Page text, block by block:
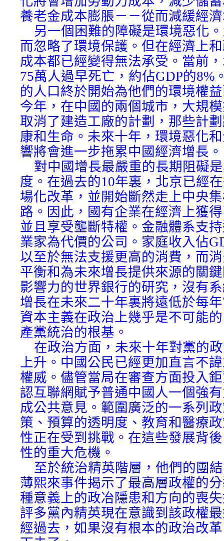
養老金成本膨脹－－從而減緩經
另一個困難的障礙是環境惡化
而忽略了環境保護。但在經濟上
成本都已經變得無法承受。當前
75萬人過早死亡，約佔GDP的8%
的人口終於開始為他們的環境權
今年，在中國的兩個城市，大規
取消了建造工廠的計劃，那些計
康和生命。未來十年，環境惡化
響將會進一步拖累中國經濟增長。
對中國增長最嚴重的長期阻礙
度。在過去的10年裏，北京已經
場化改革，並開始斷然走上中央
路。因此，國有企業在經濟上獲
並且享受壟斷特權。金融體系支
業家為代價的公司。家庭收入佔
以至於無法支援更高的消費，而
平衡和為未來增長提供來源的關
影響力的世界銀行的研究，沒有
增長在未來二十年裏將遠低於每
資本主義在政治上幾乎是不可能
產黨統治的根基。
在政治方面，未來十年對黨的
上升。中國公民已經更加直言不
權威。儘管當局在審查方面投入
認互聯網賦予普通中國人一個強
成公共意見。範圍廣泛的一系列
策、預算的透明度、教育和醫療
性正在受到挑戰。在這些發展背
性的重大危機。
至於統治精英階層，他們的團
薄熙來事件揭示了最高層政權的
種意義上的政冶隱患和方向的喪
評多黨內精英現在意識到該政權
經過去，如果沒有根本的政治改